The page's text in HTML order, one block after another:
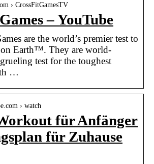
› CrossFitGamesTV
– YouTube
are the world’s premier test to
Earth™. They are world-
test for the toughest
…
› watch
für Anfänger
für Zuhause